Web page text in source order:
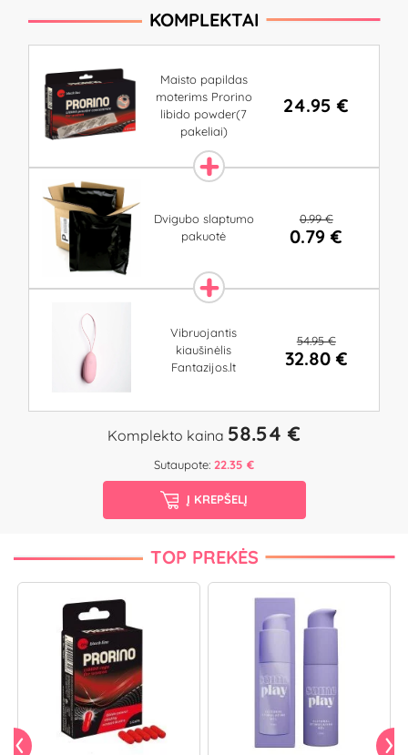
KOMPLEKTAI
Maisto papildas
moterims Prorino
libido powder(7
pakeliai)
24.95 €
Dvigubo slaptumo
pakuotė
0.99 €
0.79 €
Vibruojantis
kiaušinėlis
Fantazijos.lt
54.95 €
32.80 €
Komplekto kaina 58.54 €
Sutaupote: 22.35 €
Į KREPŠELĮ
TOP PREKĖS